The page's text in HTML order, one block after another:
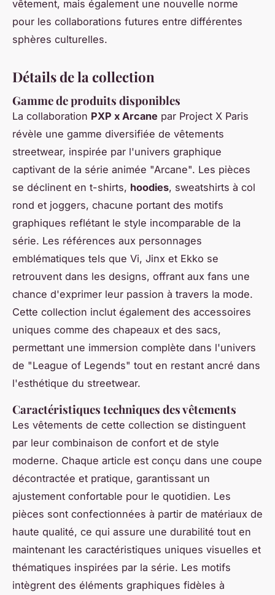
vêtement, mais également une nouvelle norme
pour les collaborations futures entre différentes
sphères culturelles.
Détails de la collection
Gamme de produits disponibles
La collaboration PXP x Arcane par Project X Paris
révèle une gamme diversifiée de vêtements
streetwear, inspirée par l'univers graphique
captivant de la série animée "Arcane". Les pièces
se déclinent en t-shirts, hoodies, sweatshirts à col
rond et joggers, chacune portant des motifs
graphiques reflétant le style incomparable de la
série. Les références aux personnages
emblématiques tels que Vi, Jinx et Ekko se
retrouvent dans les designs, offrant aux fans une
chance d'exprimer leur passion à travers la mode.
Cette collection inclut également des accessoires
uniques comme des chapeaux et des sacs,
permettant une immersion complète dans l'univers
de "League of Legends" tout en restant ancré dans
l'esthétique du streetwear.
Caractéristiques techniques des vêtements
Les vêtements de cette collection se distinguent
par leur combinaison de confort et de style
moderne. Chaque article est conçu dans une coupe
décontractée et pratique, garantissant un
ajustement confortable pour le quotidien. Les
pièces sont confectionnées à partir de matériaux de
haute qualité, ce qui assure une durabilité tout en
maintenant les caractéristiques uniques visuelles et
thématiques inspirées par la série. Les motifs
intègrent des éléments graphiques fidèles à